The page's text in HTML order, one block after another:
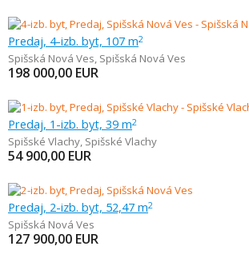
Predaj, 4-izb. byt, 107 m2
Spišská Nová Ves, Spišská Nová Ves
198 000,00 EUR
Predaj, 1-izb. byt, 39 m2
Spišské Vlachy, Spišské Vlachy
54 900,00 EUR
Predaj, 2-izb. byt, 52,47 m2
Spišská Nová Ves
127 900,00 EUR